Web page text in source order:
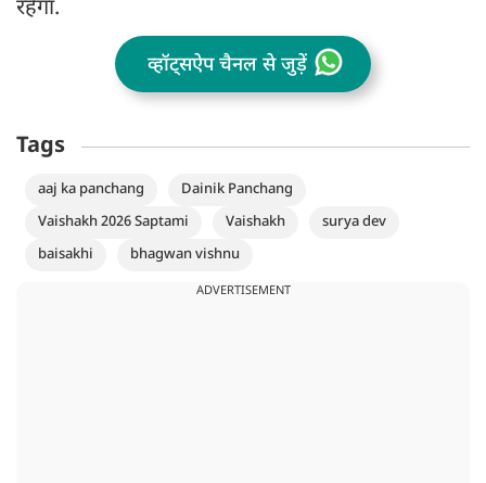
रहेगा.
व्हॉट्सऐप चैनल से जुड़ें
Tags
aaj ka panchang
Dainik Panchang
Vaishakh 2026 Saptami
Vaishakh
surya dev
baisakhi
bhagwan vishnu
ADVERTISEMENT